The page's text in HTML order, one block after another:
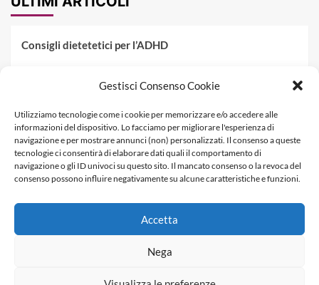
Gestisci Consenso Cookie
Utilizziamo tecnologie come i cookie per memorizzare e/o accedere alle
informazioni del dispositivo. Lo facciamo per migliorare l'esperienza di
navigazione e per mostrare annunci (non) personalizzati. Il consenso a queste
tecnologie ci consentirà di elaborare dati quali il comportamento di
navigazione o gli ID univoci su questo sito. Il mancato consenso o la revoca del
consenso possono influire negativamente su alcune caratteristiche e funzioni.
Accetta
Nega
Consigli dietetetici per l’ADHD
Fenilchetonuria
Dieta militare: come funziona, opinioni e schema tipo per
dimagrire in 3 giorni
Informativa Privacy